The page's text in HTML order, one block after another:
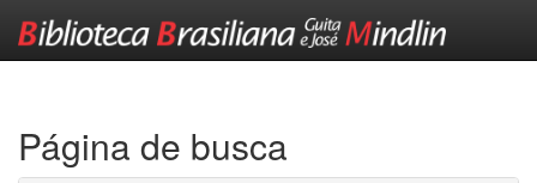
Página de busca